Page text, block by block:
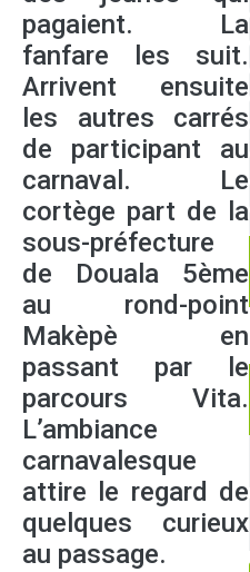
pagaient. La
fanfare les suit.
Arrivent ensuite
les autres carrés
de participant au
carnaval. Le
cortège part de la
sous-préfecture
de Douala 5ème
au rond-point
Makèpè en
passant par le
parcours Vita.
L’ambiance
carnavalesque
attire le regard de
quelques curieux
au passage.